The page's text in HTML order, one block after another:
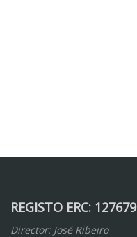
REGISTO ERC: 127679
Director: José Ribeiro